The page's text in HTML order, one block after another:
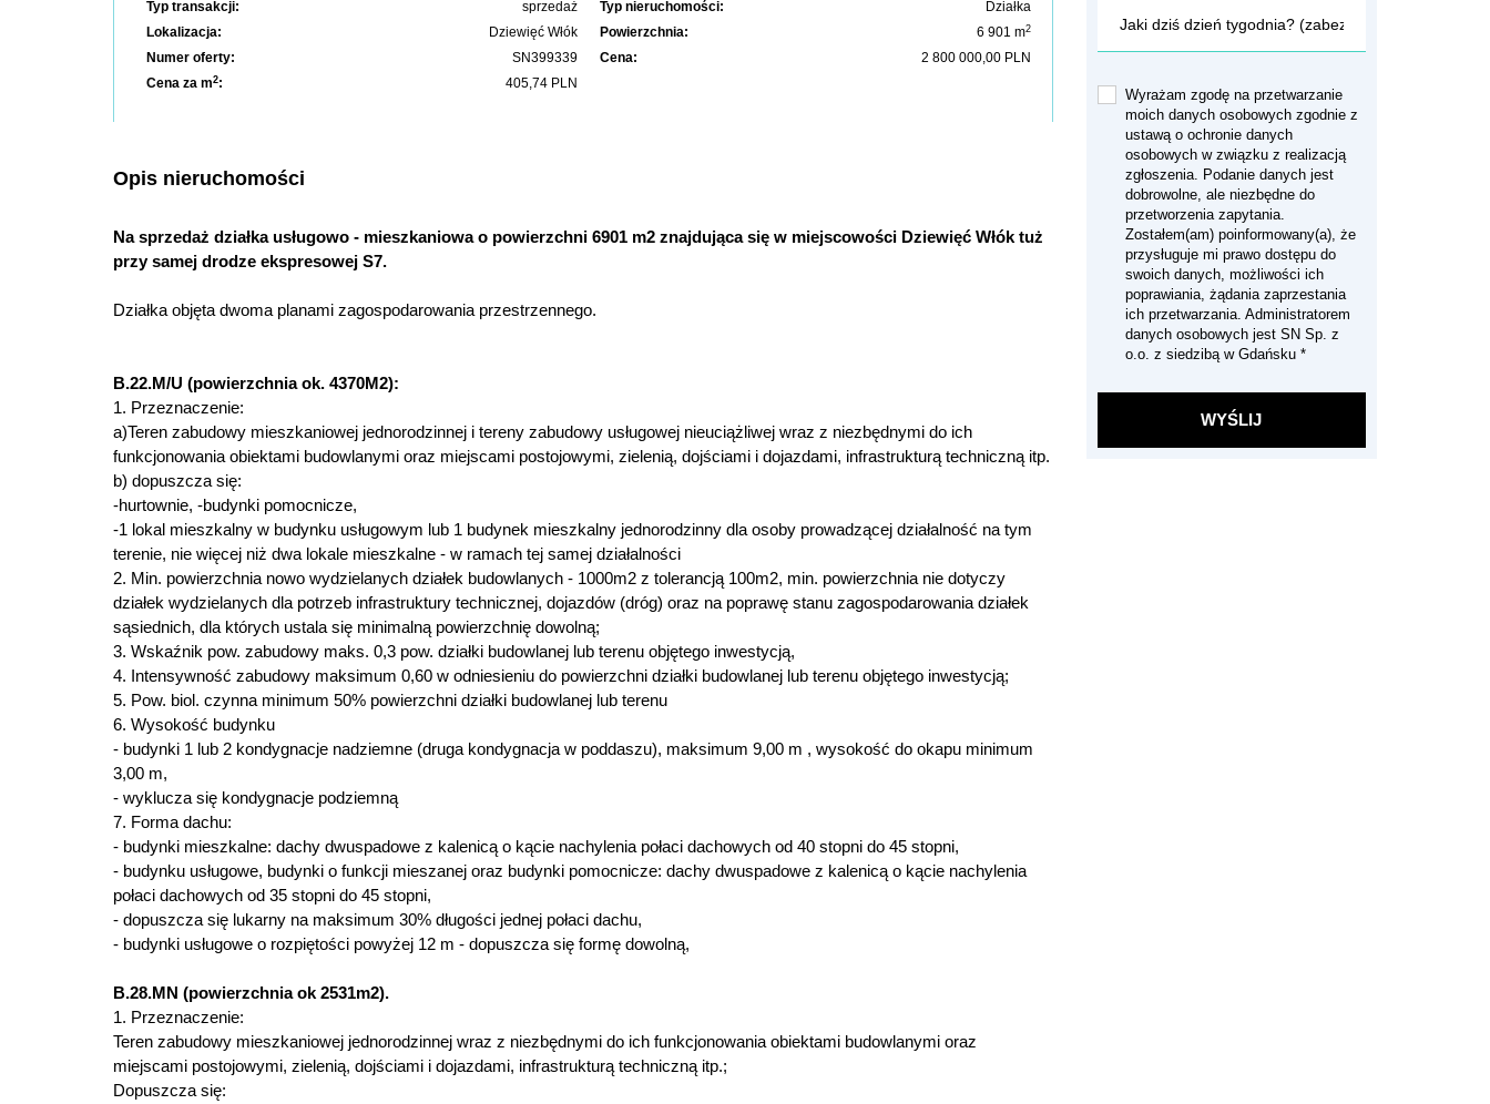
Typ transakcji: sprzedaż Typ nieruchomości:
Działka
Lokalizacja:
Dziewięć Włók Powierzchnia: 6 901 m2
Numer oferty: SN399339 Cena:
2 800 000,00 PLN
Cena za m2: 405,74 PLN
Opis nieruchomości
Na sprzedaż działka usługowo - mieszkaniowa o powierzchni 6901 m2 znajdująca się w miejscowości Dziewięć Włók tuż
przy samej drodze ekspresowej S7.
Działka objęta dwoma planami zagospodarowania przestrzennego.
B.22.M/U (powierzchnia ok. 4370M2):
1. Przeznaczenie:
a)Teren zabudowy mieszkaniowej jednorodzinnej i tereny zabudowy usługowej nieuciążliwej wraz z niezbędnymi do ich
funkcjonowania obiektami budowlanymi oraz miejscami postojowymi, zielenią, dojściami i dojazdami, infrastrukturą techniczną itp.
b) dopuszcza się:
-hurtownie, -budynki pomocnicze,
-1 lokal mieszkalny w budynku usługowym lub 1 budynek mieszkalny jednorodzinny dla osoby prowadzącej działalność na tym
terenie, nie więcej niż dwa lokale mieszkalne - w ramach tej samej działalności
2. Min. powierzchnia nowo wydzielanych działek budowlanych - 1000m2 z tolerancją 100m2, min. powierzchnia nie dotyczy
działek wydzielanych dla potrzeb infrastruktury technicznej, dojazdów (dróg) oraz na poprawę stanu zagospodarowania działek
sąsiednich, dla których ustala się minimalną powierzchnię dowolną;
3. Wskaźnik pow. zabudowy maks. 0,3 pow. działki budowlanej lub terenu objętego inwestycją,
4. Intensywność zabudowy maksimum 0,60 w odniesieniu do powierzchni działki budowlanej lub terenu objętego inwestycją;
5. Pow. biol. czynna minimum 50% powierzchni działki budowlanej lub terenu
6. Wysokość budynku
- budynki 1 lub 2 kondygnacje nadziemne (druga kondygnacja w poddaszu), maksimum 9,00 m , wysokość do okapu minimum
3,00 m,
- wyklucza się kondygnacje podziemną
7. Forma dachu:
- budynki mieszkalne: dachy dwuspadowe z kalenicą o kącie nachylenia połaci dachowych od 40 stopni do 45 stopni,
- budynku usługowe, budynki o funkcji mieszanej oraz budynki pomocnicze: dachy dwuspadowe z kalenicą o kącie nachylenia
połaci dachowych od 35 stopni do 45 stopni,
- dopuszcza się lukarny na maksimum 30% długości jednej połaci dachu,
- budynki usługowe o rozpiętości powyżej 12 m - dopuszcza się formę dowolną,
B.28.MN (powierzchnia ok 2531m2).
1. Przeznaczenie:
Teren zabudowy mieszkaniowej jednorodzinnej wraz z niezbędnymi do ich funkcjonowania obiektami budowlanymi oraz
miejscami postojowymi, zielenią, dojściami i dojazdami, infrastrukturą techniczną itp.;
Dopuszcza się:
Wyrażam zgodę na przetwarzanie
moich danych osobowych zgodnie z
ustawą o ochronie danych
osobowych w związku z realizacją
zgłoszenia. Podanie danych jest
dobrowolne, ale niezbędne do
przetworzenia zapytania.
Zostałem(am) poinformowany(a), że
przysługuje mi prawo dostępu do
swoich danych, możliwości ich
poprawiania, żądania zaprzestania
ich przetwarzania. Administratorem
danych osobowych jest SN Sp. z
o.o. z siedzibą w Gdańsku *